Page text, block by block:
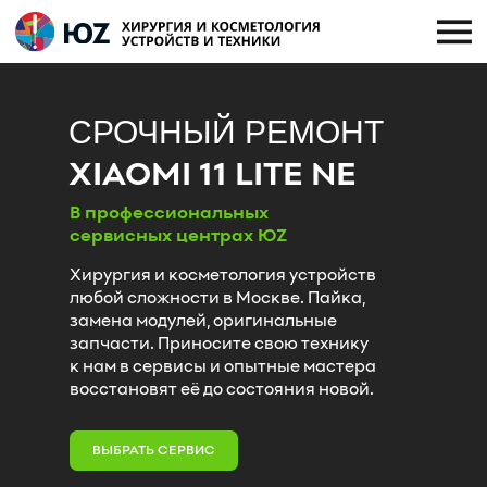
Хирургия и косметология устройств
любой сложности в Москве. Пайка,
замена модулей, оригинальные
запчасти. Приносите свою технику
к нам в сервисы и опытные мастера
восстановят её до состояния новой.
В профессиональных
сервисных центрах ЮZ
ВЫБРАТЬ СЕРВИС
СРОЧНЫЙ РЕМОНТ
XIAOMI 11 LITE NE